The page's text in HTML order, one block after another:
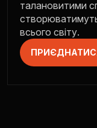
талановитими
створюватимуть
всього світу.